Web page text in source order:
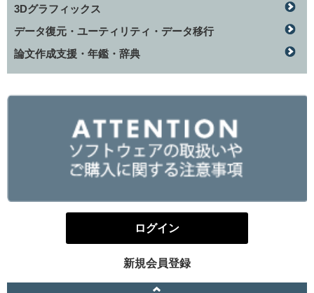
3Dグラフィックス
データ復元・ユーティリティ・データ移行
論文作成支援・年鑑・辞典
ログイン
新規会員登録